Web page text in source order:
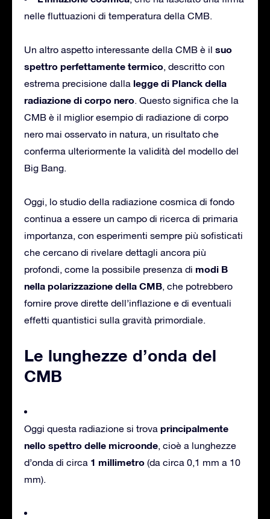
nelle fluttuazioni di temperatura della CMB.
Un altro aspetto interessante della CMB è il suo
spettro perfettamente termico, descritto con
estrema precisione dalla legge di Planck della
radiazione di corpo nero. Questo significa che la
CMB è il miglior esempio di radiazione di corpo
nero mai osservato in natura, un risultato che
conferma ulteriormente la validità del modello del
Big Bang.
Oggi, lo studio della radiazione cosmica di fondo
continua a essere un campo di ricerca di primaria
importanza, con esperimenti sempre più sofisticati
che cercano di rivelare dettagli ancora più
profondi, come la possibile presenza di modi B
nella polarizzazione della CMB, che potrebbero
fornire prove dirette dell’inflazione e di eventuali
effetti quantistici sulla gravità primordiale.
Le lunghezze d’onda del
CMB
Oggi questa radiazione si trova principalmente
nello spettro delle microonde, cioè a lunghezze
d’onda di circa 1 millimetro (da circa 0,1 mm a 10
mm).